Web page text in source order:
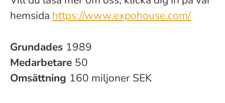
hemsida https://www.expohouse.com/
Grundades 1989
Medarbetare 50
Omsättning 160 miljoner SEK